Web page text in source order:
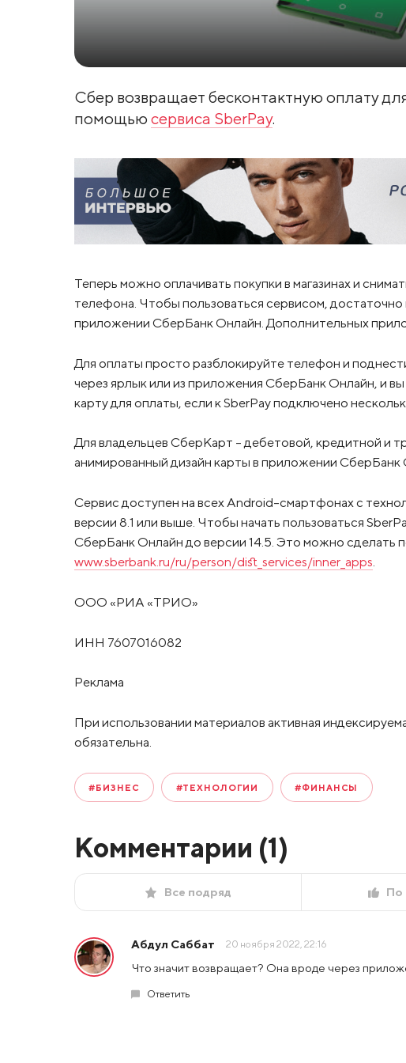
Сбер возвращает бесконтактную оплату
помощью сервиса SberPay.
Теперь можно оплачивать покупки в магазинах и
телефона. Чтобы пользоваться сервисом,
приложении СберБанк Онлайн. Дополнительных
Для оплаты просто разблокируйте телефон и
через ярлык или из приложения СберБанк Онлайн, и
карту для оплаты, если к SberPay подключено
Для владельцев СберКарт – дебетовой, кредитной и
анимированный дизайн карты в приложении СберБанк
Сервис доступен на всех Android-смартфонах с
версии 8.1 или выше. Чтобы начать пользоваться
СберБанк Онлайн до версии 14.5. Это можно сделать
www.sberbank.ru/ru/person/dist_services/inner_apps.
ООО «РИА «ТРИО»
ИНН 7607016082
Реклама
При использовании материалов активная
обязательна.
#БИЗНЕС #ТЕХНОЛОГИИ #ФИНАНСЫ
Комментарии (1)
Все подряд По
Абдул Саббат 20 ноября 2022, 22:16
Что значит возвращает? Она вроде через
Ответить